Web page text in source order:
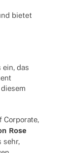
bietet
das
Corpo­rate,
Rose
sehr,